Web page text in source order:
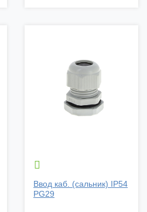

Ввод каб. (сальник) IP54
PG29